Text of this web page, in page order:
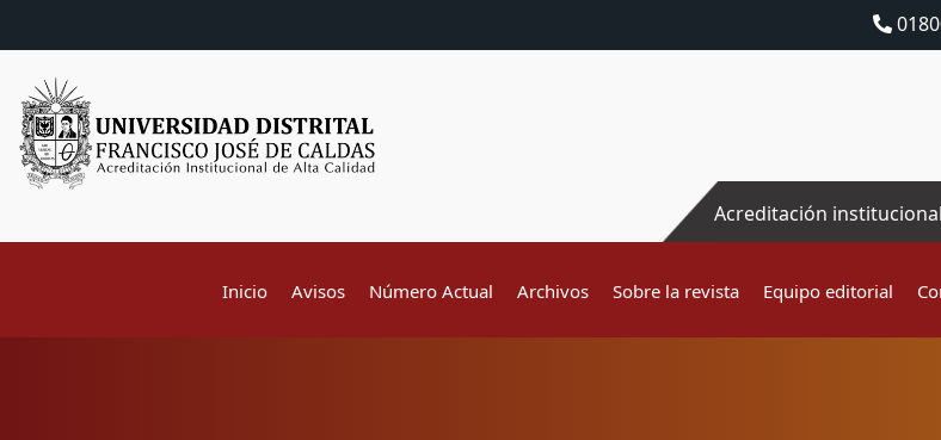
Acreditación institucional
Inicio Avisos Número Actual Archivos Sobre la revista Equipo editorial